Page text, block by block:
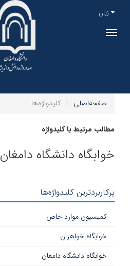
Toggle
زبان
صفحه‌اصلی کلیدواژه‌ها
مطالب مرتبط با کلیدواژه
خوابگاه دانشگاه دامغان
پرکاربردترین کلیدواژه‌ها
کمیسیون موارد خاص
خوابگاه خواهران
خوابگاه دانشگاه دامغان